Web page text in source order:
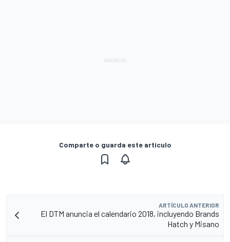
Comparte o guarda este artículo
ARTÍCULO ANTERIOR
El DTM anuncia el calendario 2018, incluyendo Brands
Hatch y Misano